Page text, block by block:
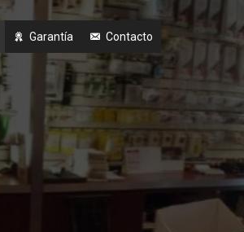
Garantía Contacto